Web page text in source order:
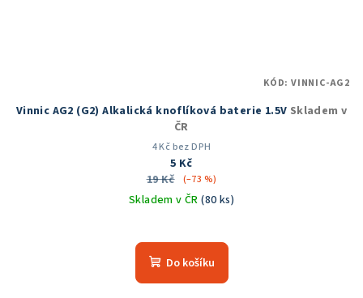
Vinnic AG2 (G2) Alkalická knoflíková baterie 1.5V Skladem v
ČR
4 Kč bez DPH
5 Kč
19 Kč
(–73 %)
Skladem v ČR(80 ks)
Do košíku
KÓD: VINNIC-AG2